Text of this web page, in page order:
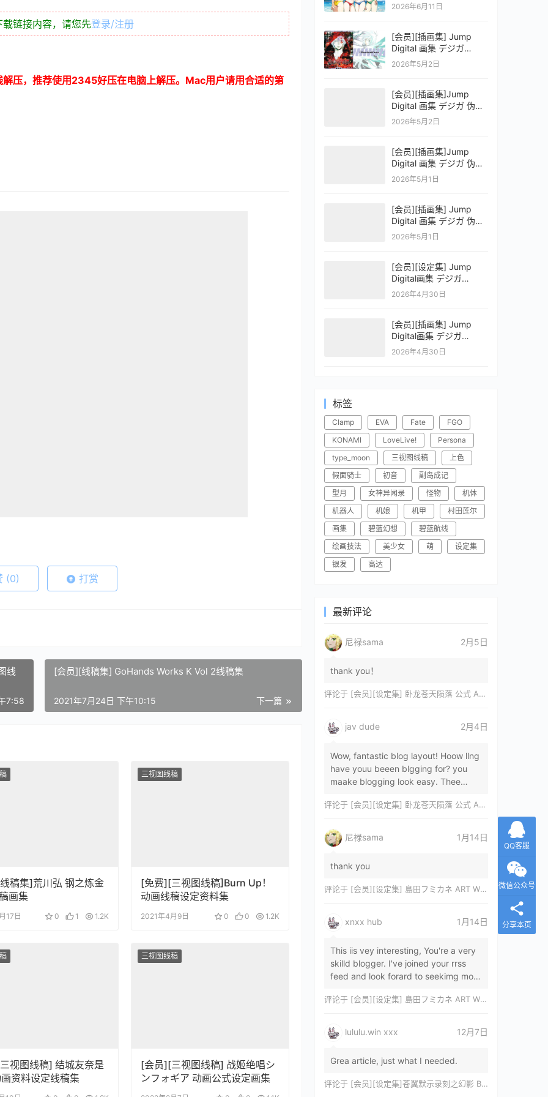
链接内容，请您先登录/注册
压，推荐使用2345好压在电脑上解压。 Mac用户请用合适的第
(0) 打赏
线
7:58
[会员][线稿集] GoHands Works K Vol 2线稿集
下一篇
2021年7月24日 下午10:15
稿集]荒川弘 钢之炼金
画集
17日 0 1 1.2K
三视图线稿
[免费][三视图线稿]Burn Up！
动画线稿设定资料集
2021年4月9日 0 0 1.2K
视图线稿] 结城友奈是
资料设定线稿集
三视图线稿
[会员][三视图线稿] 战姬绝唱シ
ンフォギア 动画公式设定画集
OFFICIAL VISUAL
2026年6月11日
[会员][插画集] Jump
Digital 画集 デジガ
D.Gray-man
2026年5月2日
[会员][插画集]Jump
Digital 画集 デジガ 伪恋
ニセコイ 3
2026年5月2日
[会员][插画集]Jump
Digital 画集 デジガ 伪恋
ニセコイ 2
2026年5月1日
[会员][插画集] Jump
Digital 画集 デジガ 伪恋
ニセコイ 1
2026年5月1日
[会员][设定集] Jump
Digital画集 デジガ
CLAYMORE 2
2026年4月30日
[会员][插画集] Jump
Digital画集 デジガ
CLAYMORE 1
2026年4月30日
标签
Clamp EVA Fate
FGO
KONAMI
LoveLive!
Persona
type_moon
三视图线稿
上色
假面骑士
初音
副岛成记
型月
女神异闻录 怪物
机体
机器人
机娘 机甲
村田莲尔
画集
碧蓝幻想
碧蓝航线
绘画技法
美少女 萌
设定集
银发
高达
最新评论
尼禄sama 2月5日
thank you！
评论于 [会员][设定集] 卧龙苍天陨落 公式 ARTWORKS[DL]
jav dude 2月4日
Wow, fantastic blog layout! Hoow llng
have youu beeen blgging for? you
maake blogging look easy. Thee
magnificent, let…
评论于 [会员][设定集] 卧龙苍天陨落 公式 ARTWORKS[DL]
尼禄sama 1月14日
thank you
评论于 [会员][设定集] 島田フミカネ ART WORKS EXTRA Luminous Witches[DL]
xnxx hub 1月14日
This iis vey interesting, You're a very
skilld blogger. I've joined your rrss
feed and look forard to seekimg mor
评论于 [会员][设定集] 島田フミカネ ART WORKS EXTRA Luminous Witches[DL]
lululu.win xxx 12月7日
Grea article, just what I needed.
评论于 [会员][设定集]苍翼默示录刻之幻影 BLAZBLUE CHRONOPHANTASMA 公式設定資料集II
QQ客服
微信公众号
分享本页